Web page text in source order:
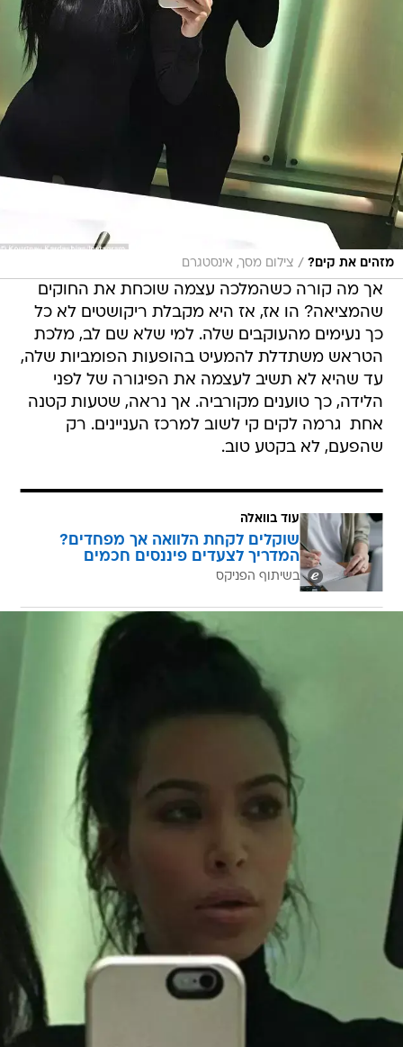
מזהים את קים? / צילום מסך, אינסטגרם
אך מה קורה כשהמלכה עצמה שוכחת את החוקים
שהמציאה? הו אז, אז היא מקבלת ריקושטים לא כל
כך נעימים מהעוקבים שלה. למי שלא שם לב, מלכת
הטראש משתדלת להמעיט בהופעות הפומביות שלה,
עד שהיא לא תשיב לעצמה את הפיגורה של לפני
הלידה, כך טוענים מקורביה. אך נראה, שטעות קטנה
אחת  גרמה לקים קי לשוב למרכז העניינים. רק
שהפעם, לא בקטע טוב.
עוד בוואלה
שוקלים לקחת הלוואה אך מפחדים?
המדריך לצעדים פיננסים חכמים
בשיתוף הפניקס